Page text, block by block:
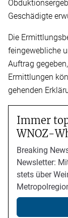
Geschädigte
Die
feingewebliche
Auftrag
Ermittlungen
gehenden
Immer
WNOZ-
Breaking
Newsletter:
stets über